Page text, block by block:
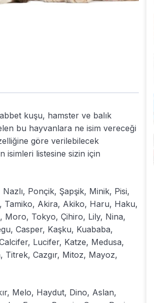
kuşu, hamster ve balık
bu hayvanlara ne isim vereceği
göre verilebilecek
isimleri listesine sizin için
Ponçik, Şapşik, Minik, Pisi,
Tamiko, Akira, Akiko, Haru, Haku,
Moro, Tokyo, Çihiro, Lily, Nina,
Casper, Kaşku, Kuababa,
Lucifer, Katze, Medusa,
Titrek, Cazgır, Mitoz, Mayoz,
Melo, Haydut, Dino, Aslan,